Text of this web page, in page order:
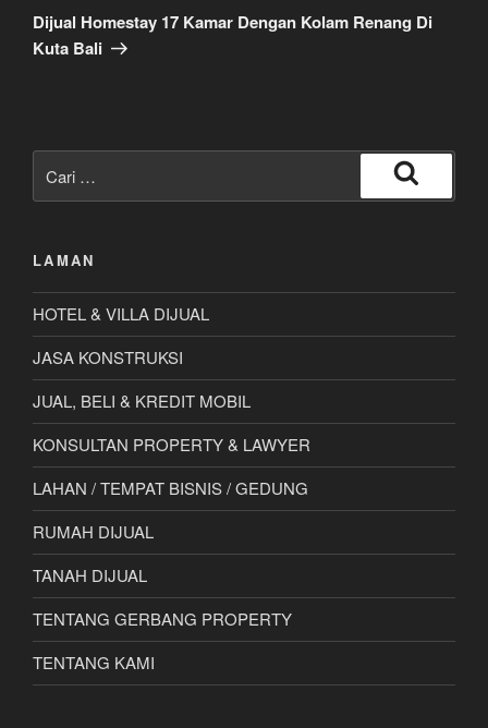
Selanjutnya
Dijual Homestay 17 Kamar Dengan Kolam Renang Di
Kuta Bali
untuk:
Cari
LAMAN
HOTEL & VILLA DIJUAL
JASA KONSTRUKSI
JUAL, BELI & KREDIT MOBIL
KONSULTAN PROPERTY & LAWYER
LAHAN / TEMPAT BISNIS / GEDUNG
RUMAH DIJUAL
TANAH DIJUAL
TENTANG GERBANG PROPERTY
TENTANG KAMI